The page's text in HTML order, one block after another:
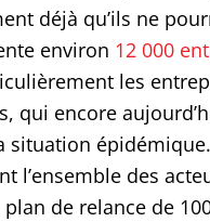
déjà qu’ils ne
environ 12 000
les
qui encore
l’ensemble des
de relance de